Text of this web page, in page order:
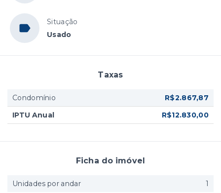
Situação
Usado
Taxas
Condomínio
R$2.867,87
IPTU Anual
R$12.830,00
Ficha do imóvel
Unidades por andar
1